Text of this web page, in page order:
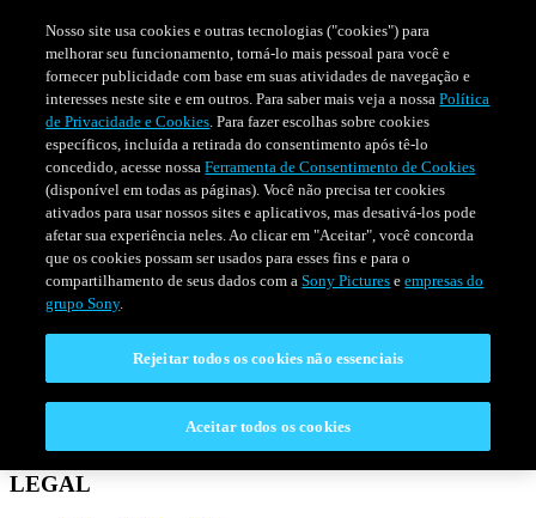
SÉRIESPROGRAMAÇÃO
CONECTAR
Perguntas Frequentes
LEGAL
Nosso site usa cookies e outras tecnologias ("cookies") para
melhorar seu funcionamento, torná-lo mais pessoal para você e
fornecer publicidade com base em suas atividades de navegação e
interesses neste site e em outros. Para saber mais veja a nossaPolítica
de Privacidade e Cookies. Para fazer escolhas sobre cookies
específicos, incluída a retirada do consentimento após tê-lo
concedido, acesse nossaFerramenta de Consentimento de Cookies
(disponível em todas as páginas). Você não precisa ter cookies
ativados para usar nossos sites e aplicativos, mas desativá-los pode
afetar sua experiência neles. Ao clicar em "Aceitar", você concorda
que os cookies possam ser usados para esses fins e para o
compartilhamento de seus dados com aSony Pictures eempresas do
grupo Sony.
Rejeitar todos os cookies não essenciais
Aceitar todos os cookies